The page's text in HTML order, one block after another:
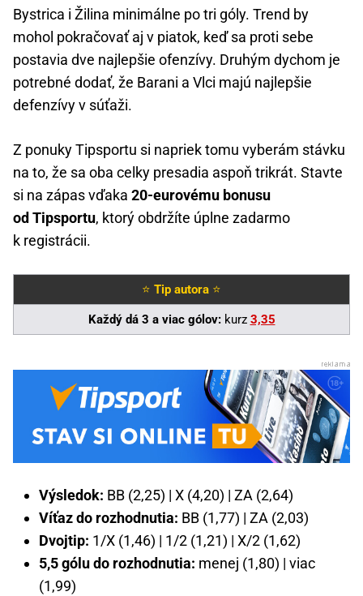
Bystrica i Žilina minimálne po tri góly. Trend by
mohol pokračovať aj v piatok, keď sa proti sebe
postavia dve najlepšie ofenzívy. Druhým dychom je
potrebné dodať, že Barani a Vlci majú najlepšie
defenzívy v súťaži.
Z ponuky Tipsportu si napriek tomu vyberám stávku
na to, že sa oba celky presadia aspoň trikrát. Stavte
si na zápas vďaka 20-eurovému bonusu
od Tipsportu, ktorý obdržíte úplne zadarmo
k registrácii.
⭐ Tip autora ⭐
Každý dá 3 a viac gólov: kurz 3,35
Výsledok: BB (2,25) | X (4,20) | ZA (2,64)
Víťaz do rozhodnutia: BB (1,77) | ZA (2,03)
Dvojtip: 1/X (1,46) | 1/2 (1,21) | X/2 (1,62)
5,5 gólu do rozhodnutia: menej (1,80) | viac
(1,99)